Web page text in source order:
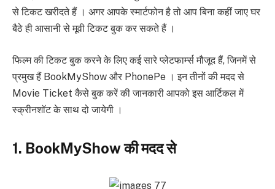
से टिकट खरीदते हैं । अगर आपके स्मार्टफोन है तो आप बिना कहीं जाए घर
बैठे ही आसानी से मूवी टिकट बुक कर सकते हैं ।
फिल्म की टिकट बुक करने के लिए कई सारे प्लेटफार्म्स मौजूद हैं, जिनमें से
प्रमुख हैं BookMyShow और PhonePe । इन तीनों की मदद से
Movie Ticket कैसे बुक करें की जानकारी आपको इस आर्टिकल में
स्क्रीनशॉट के साथ दो जायेगी ।
1. BookMyShow की मदद से